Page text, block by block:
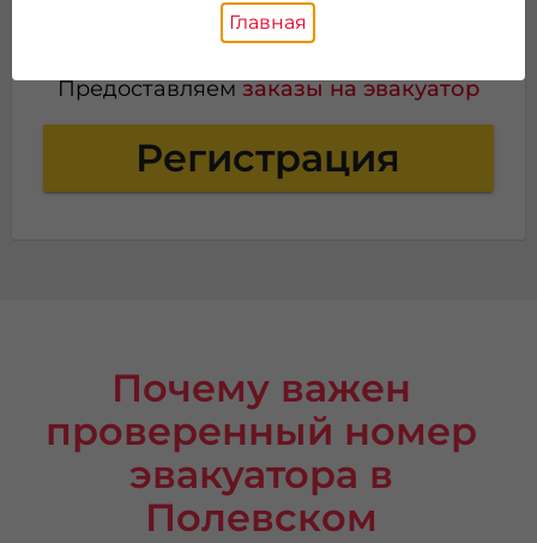
Ищем партнеров в Полевском
Предоставляемзаказы на эвакуатор
Регистрация
Почему важен
проверенный номер
эвакуатора в
Полевском
Главная